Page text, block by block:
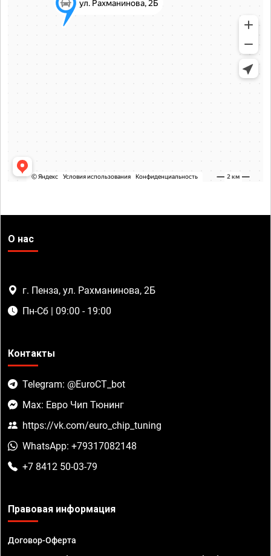
О нас
г. Пенза, ул. Рахманинова, 2Б
Пн-Сб | 09:00 - 19:00
Контакты
Telegram: @EuroCT_bot
Max: Евро Чип Тюнинг
https://vk.com/euro_chip_tuning
WhatsApp: +79317082148
+7 8412 50-03-79
Правовая информация
Договор-Оферта